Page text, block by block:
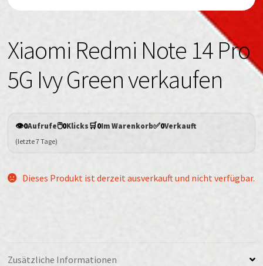
Xiaomi Redmi Note 14 Pro
5G Ivy Green verkaufen
👁️0Aufrufe🖱️0Klicks🛒0Im Warenkorb✅0Verkauft
(letzte 7 Tage)
Dieses Produkt ist derzeit ausverkauft und nicht verfügbar.
Zusätzliche Informationen